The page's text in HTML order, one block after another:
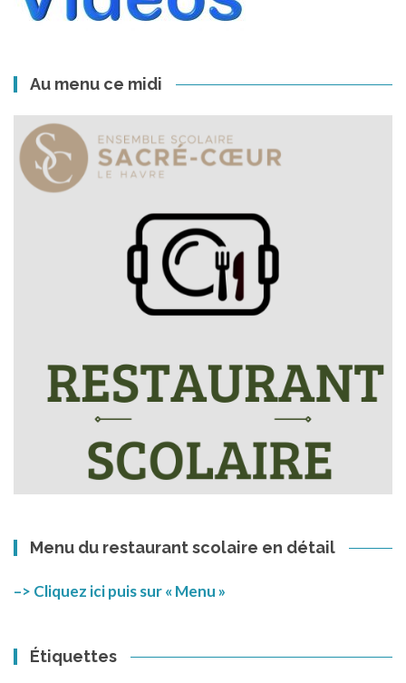
Au menu ce midi
Menu du restaurant scolaire en détail
–> Cliquez ici puis sur « Menu »
Étiquettes